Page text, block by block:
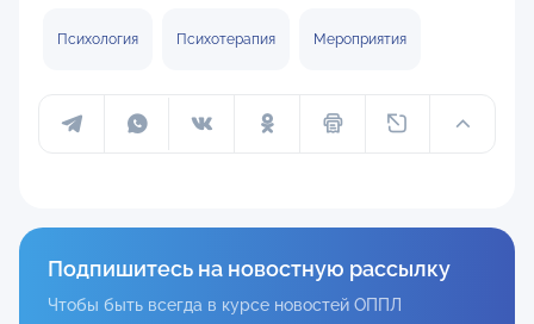
Психология Психотерапия Мероприятия
Подпишитесь на новостную рассылку
Чтобы быть всегда в курсе новостей ОППЛ